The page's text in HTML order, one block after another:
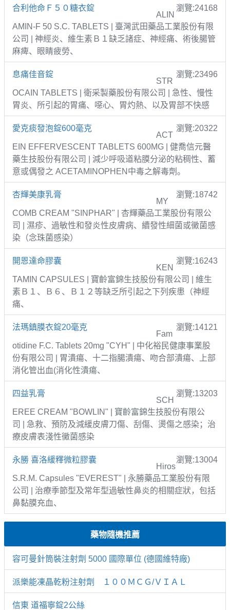
合利他命Ｆ５０糖衣錠 瀏覽:24168
ALIN
AMIN-F 50 S.C. TABLETS | 臺灣武田藥品工業股份有限
公司 | 神經炎、維生素Ｂ１缺乏諸症、神經痛、術後腸管
麻痺、眼睛疲勞、
息痛佳音錠 瀏覽:23496
STR
OCAIN TABLETS | 衛采製藥股份有限公司 | 急性、慢性
胃炎、所引起的胃痛、噁心、胃灼熱、以及胃部不快感
愛克痰發泡錠600毫克 瀏覽:20322
ACT
EIN EFFERVESCENT TABLETS 600MG | 健喬信元醫
藥生技股份有限公司 | 減少呼吸道粘膜分泌的粘稠性、蓄
意或偶發之 ACETAMINOPHEN中毒之解毒劑。
杏輝美康乳膏 瀏覽:18742
MY
COMB CREAM "SINPHAR" | 杏輝藥品工業股份有限公
司 | 濕疹、過敏性和發炎性皮膚病、續發性細菌或黴菌感
染（念珠菌感染）
開恩達命膠囊 瀏覽:16243
KEN
TAMIN CAPSULES | 寶齡富錦生技股份有限公司 | 維生
素Ｂ１、Ｂ６、Ｂ１２等缺乏所引起之下列疾患（神經
痛、
法瑪鎮膜衣錠20毫克 瀏覽:14121
Fam
otidine F.C. Tablets 20mg "CYH" | 中化裕民健康事業股
份有限公司 | 胃潰瘍、十二指腸潰瘍、吻合部潰瘍、上部
消化管出血(消化性潰瘍、
四益乳膏 瀏覽:13203
SCH
EREE CREAM "BOWLIN" | 寶齡富錦生技股份有限公
司 | 急救、預防及減緩皮膚刀傷、刮傷、燙傷之感染；治
療皮膚表淺性黴菌感染
永勝 喜洛緩釋微粒膠囊 瀏覽:13004
Hiros
S.R.M. Capsules "EVEREST" | 永勝藥品工業股份有限
公司 | 治療季節型及常年型過敏性鼻炎的相關症狀，包括
鼻黏膜充血、
藥物隨機推薦
容可曼針筒裝注射劑 5000 國際單位 (德國維特廠)
派樂能凍晶乾粉注射劑 １００ＭＣＧ/ＶＩＡＬ
信東 道福寧錠2公絲